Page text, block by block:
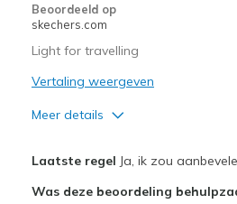
Beoordeeld op
skechers.com
Light for travelling
Vertaling weergeven
Meer details
Laatste regel Ja, ik zou
Was deze beoordeling